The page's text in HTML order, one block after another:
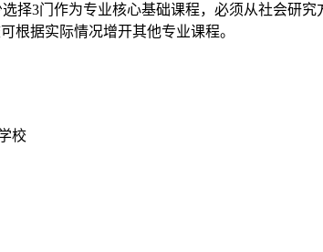
择3门作为专业核心基础课程，必须从社会研
根据实际情况增开其他专业课程。
校